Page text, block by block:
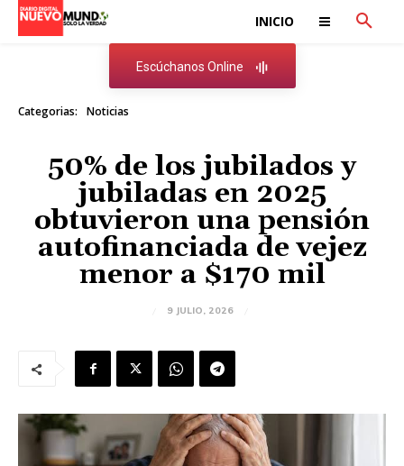
INICIO
Escúchanos Online
Categorias: Noticias
50% de los jubilados y
jubiladas en 2025
obtuvieron una pensión
autofinanciada de vejez
menor a $170 mil
9 JULIO, 2026